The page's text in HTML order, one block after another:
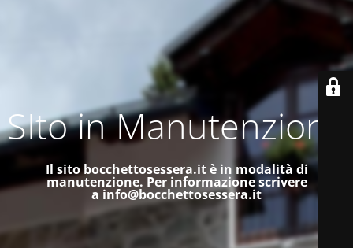
SIto in Manutenzione
Il sito bocchettosessera.it è in modalità di
manutenzione. Per informazione scrivere
a info@bocchettosessera.it